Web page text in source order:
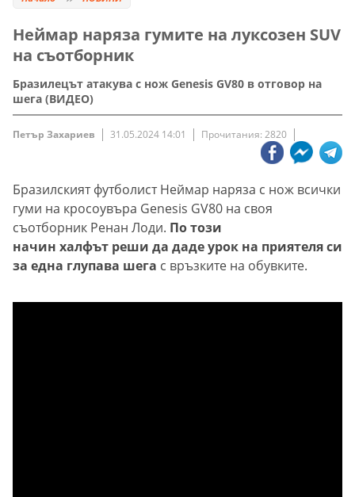
Неймар наряза гумите на луксозен SUV
на съотборник
Бразилецът атакува с нож Genesis GV80 в отговор на
шега (ВИДЕО)
Петър Захариев 31.05.2024 14:01 Прочитания: 2820
Бразилският футболист Неймар наряза с нож всички
гуми на кросоувъра Genesis GV80 на своя
съотборник Ренан Лоди. По този
начин халфът реши да даде урок на приятеля си
за една глупава шега с връзките на обувките.